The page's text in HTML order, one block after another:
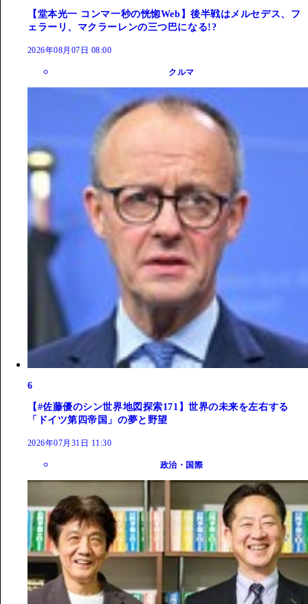
【堂本光一 コンマ一秒の恍惚Web】後半戦はメルセデス、フ
ェラーリ、マクラーレンの三つ巴になる!?
2026年08月07日 08:00
クルマ
6
【#佐藤優のシン世界地図探索171】世界の未来を左右する
「ドイツ第四帝国」の夢と野望
2026年07月31日 11:30
政治・国際